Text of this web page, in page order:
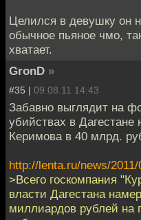
Целился в девушку он
обычное пьяное чмо,
хватает.
GronD »
#35 | 09.08.11 14:43
Забавно выглядит на
убийствах в Дагестане
Керимова в 40 млрд.
http://lenta.ru/news/
>Всего госкомпания
власти Дагестана
миллиардов рублей на